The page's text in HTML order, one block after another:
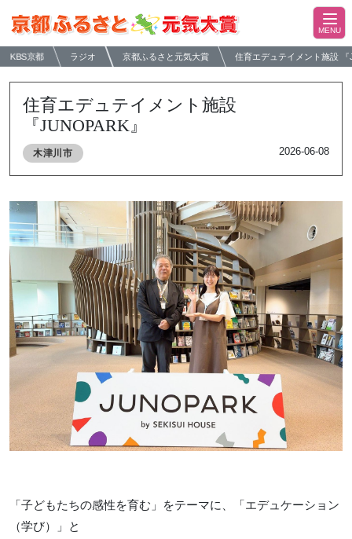
KBS京都 ラジオ 京都ふるさと元気大賞 住育エデュテイメント施設 『
住育エデュテイメント施設
『JUNOPARK』
木津川市 2026-06-08
「子どもたちの感性を育む」をテーマに、「エデュケーション
（学び）」と